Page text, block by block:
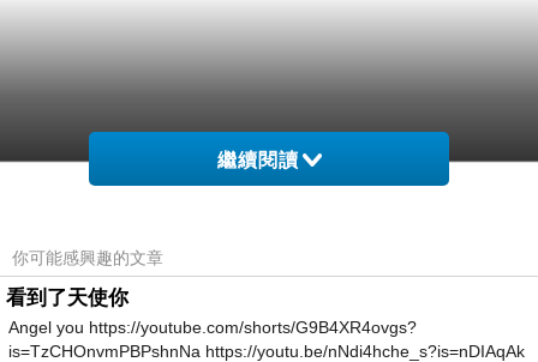
繼續閱讀
你可能感興趣的文章
看到了天使你
Angel you https://youtube.com/shorts/G9B4XR4ovgs?
is=TzCHOnvmPBPshnNa https://youtu.be/nNdi4hche_s?is=nDIAqAk